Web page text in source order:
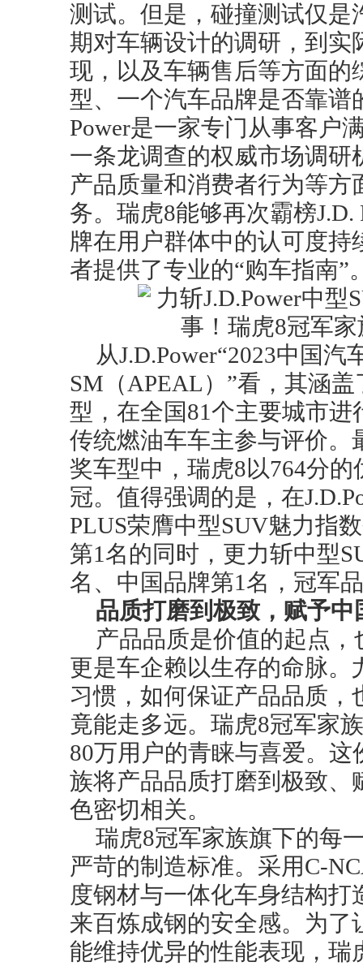
测试。但是，碰撞测试仅
期对车辆设计的调研，到
现，以及车辆售后等方面的
型、一个汽车品牌是否靠谱
Power是一家专门从事客户
一条龙调查的权威市场调
产品质量和消费者行为等
务。瑞虎8能够再次霸榜
牌在用户群体中的认可度
者提供了专业的“购车指南”
从J.D.Power“2023中国
SM（APEAL）”看，其涵
型，在全国81个主要城市进
传统燃油车车主参与评价。
奖车型中，瑞虎8以764分
冠。值得强调的是，在
PLUS荣膺中型SUV魅力指
第1名的同时，更力斩中型
名、中国品牌第1名，冠军
品质打磨到极致， 赋予中
产品品质是价值的起点
更是车企赖以生存的命脉
习惯，如何保证产品品质
竟能走多远。瑞虎8冠军家
80万用户的青睐与喜爱。
族将产品品质打磨到极致
色密切相关。
瑞虎8冠军家族旗下的每
严苛的制造标准。采用C-
度钢材与一体化车身结构
来百炼成钢的安全感。为
能维持优异的性能表现，瑞